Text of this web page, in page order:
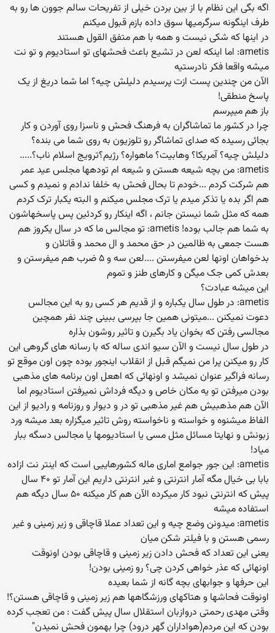
اگه بگی این نظام با از بین بردن خیلی از تفریحات سالم جوون ها رو به
طرف اینگونه سرگرمیها سوق داده بازم قبول میکنم
در اینها که شکی نیست و همه با هم متفق القول هستند
ametis: اما اینکه لعن در تشیع باعث فحشهای تو استادیوم و تو نت
میشه واقعا فکر نادرستیه
الآن من چندین پست ازت پرسیدم دلیلش چیه؟ اما شما دریغ از یک
پاسخ منطقی!
باز هم میپرسم
چرا در کشور ما تماشاگران به فرهنگ فحش و ناسزا روی آوردن و کار
بجائی رسیده که صدای تماشاگر رو تلوزیون به روی شما می بنده؟
دلیلش چیه؟ آمریکا؟ وهابیت؟ ماهواره؟ رژیم؟ترویج اسلام ناب؟.....
ametis: من بچه شیعه هستن و شیعه ام تودهها مجلس عید عمر
هم شرکت کردم ...خودم تا بحال فحش به خلفا ندادم و نمیدم و کسی
هم اگر بده یا تذکر میدم یا ترک مجلس میکنم و البته یکبار ترک کردم
همه که مثل شما نیستن جانم ، اگه اینکار رو کردئین پس پاسخهاشون
به شما هم جالب بوده! ametis: تو مجالس ما که در سال یکروز هم
هست جمعی به ظالمین در حق محمد و ال محمد و قاتلان و
بدخواهان اونها لعن میفرستن ....لعن سه و ۵ ضرب هم میفرستن و
بعدش کمی جک میگن و کارهای طنز و تموم
این میشه عبادت؟
ametis: در طول سال یکباره و از قدیم هر کسی رو به این مجالس
دعوت نمیکنن ...میتونی همین جا بپرسی ببینی چند نفر همچین
مجالسی رفتن که بخوان یاد بگیرن و تاثیر روشون بذاره
در طول سال نیست و الآن سیو اندی ساله که با رسانه های گروهی این
کار رو میکنن پرا من نمیگم قبل از انقلاب اینجور بوده چون اون موقع تو
رسانه فراگیر عنوان نمیشد و اونهائی که اهعل اون برنامه های مذهبی
بودن میرفتن تو یه مکان خاص و دیگه فرداش نمیرفتن استادیوم اما
الآن هم مذهبیش هم غیر مذهبی تو در و دیوار و روزنامه و رادیو از این
الفاظ میشنوه و خواسته و ناخواسته روش تاثیر میگزاره بعد میشه ورد
زبونش و نهایتا مسائل مثل مسی یا استادیومها یا مجالس دسگه ببار
میاد!
ametis: این جور جوامع اماری ماله کشورهاییی است که اینتر نت ازاده
بابا بی خیال مگه آمار انترنتی و غیر انترنتی داریم این آمار تو ۴۰ سال
پیش که انترنتی نبود کار میکرده الآن هم کار میکنه ۵۰ سال دیگه هم
استفاده میشه
ametis: میدونن وضع چیه و این تعداد عملا قاچاقی و زیر زمینی و غیر
رسمی هستن و با فیلتر شکن میان
یعنی این تعداد که فحش دادن زیر زمینی و قاچاقی بودن اونوقت
اونهائی که عذر خواهی کردن چی؟ رو زمینی بودن!
این حرفها و جوابهای بچه گانه از شما بعیده
اونوقت فحاشها و هتاکهای ورزشگاهها هم زیر زمینی و قاچاقی هستن؟!
وقتی مهدی رحمتی دروازبان استقلال سال پیش گفت : من تعجب کرده
بودن که این مردم(هواداران گهر درود) چرا بهمون فحش نمیدن"